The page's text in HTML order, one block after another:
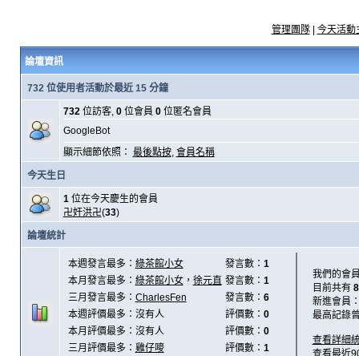
管理團隊| 今天活動
論壇資訊
732 位使用者活動於最近 15 分鐘
732位訪客, 0位會員 0位匿名會員
GoogleBot
顯示細節依照： 最後點按, 會員名稱
今天生日
1位在今天慶生的會員
卍奸洪卍(33)
論壇統計
本週發言最多： 綠茶館小女 發言數： 1
本月發言最多： 綠茶館小女， 徐元直 發言數： 1
三月發言最多： CharlesFen 發言數： 6
本週評價最多：沒有人
評價數： 0
本月評價最多：沒有人
評價數： 0
三月評價最多： 雞仔嘜 評價數： 1
我們的會
目前共有
新進會員
最高記錄
查看詳細
查看最近